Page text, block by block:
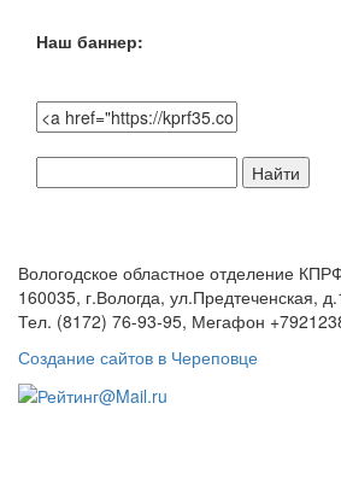
Наш баннер:
по
Вологодское областное отделение
160035, г.Вологда, ул.Предтеченская,
Тел. (8172) 76-93-95, Мегафон
Создание сайтов в Череповце